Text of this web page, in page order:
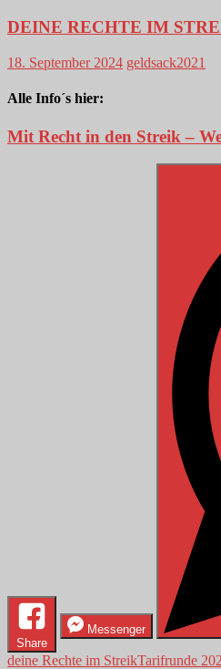
DEINE RECHTE IM
18. September 2024 geldsack2021
Alle Info´s hier:
Mit Recht in den Streik –
Share
Messenger
deine Rechte im StreikTarifrunde